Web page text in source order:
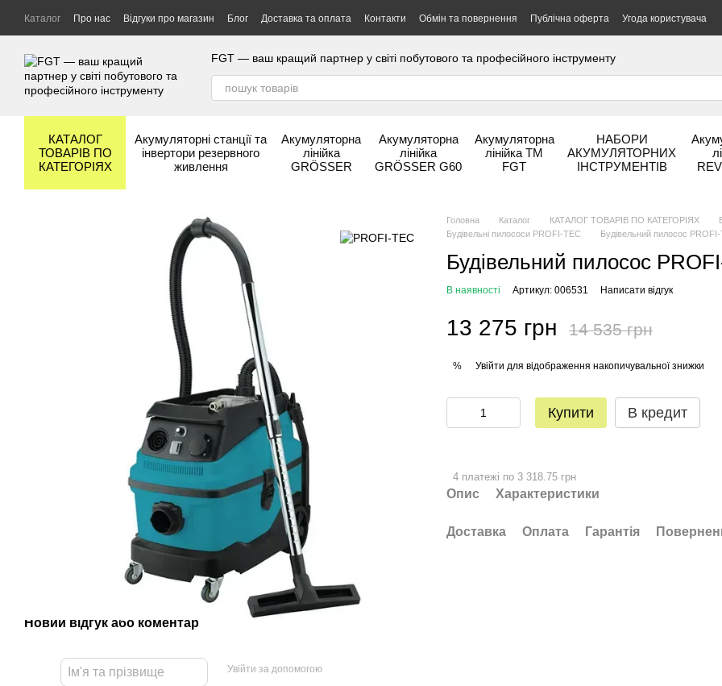
Перейти до основного контенту
Каталог Про нас Відгуки про магазин Блог Доставка та оплата Контакти Обмін та повернення Публічна оферта
Угода користувача
Гарантія та сервіс
Бренди
FGT — ваш кращий партнер у світі побутового та професійного інструменту
КАТАЛОГ
ТОВАРІВ ПО
КАТЕГОРІЯХ
Акумуляторні станції та
інвертори резервного
живлення
Акумуляторна
лінійка
GRÖSSER
Акумуляторна
лінійка
GRÖSSER G60
Акумуляторна
лінійка ТМ
FGT
НАБОРИ
АКУМУЛЯТОРНИХ
ІНСТРУМЕНТІВ
Новий відгук або коментар
Увійти за допомогою
Головна Каталог КАТАЛОГ ТОВАРІВ ПО КАТЕГОРІЯХ
Будівельні пилососи PROFI-TEC
Будівельний пилосос
Будівельний пилосос
В наявності Артикул: 006531 Написати відгук
13 275 грн 14 535 грн
% Увійти для відображення накопичувальної знижки
Купити В кредит
4 платежі по 3 318.75 грн
Опис Характеристики
Доставка Оплата Гарантія